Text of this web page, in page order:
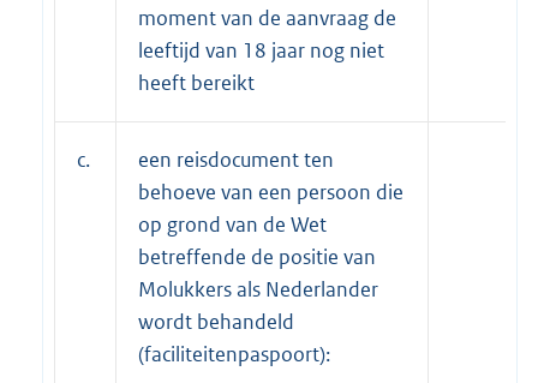
moment van de aanvraag de
leeftijd van 18 jaar nog niet
heeft bereikt
c.
een reisdocument ten
behoeve van een persoon die
op grond van de Wet
betreffende de positie van
Molukkers als Nederlander
wordt behandeld
(faciliteitenpaspoort):